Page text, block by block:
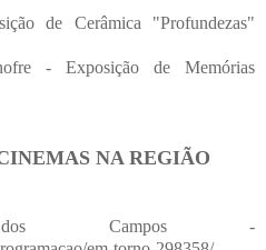
de Cerâmica "Profundezas"
- Exposição de Memórias
NA REGIÃO
Campos -